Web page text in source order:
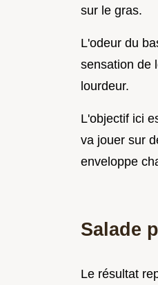
sur le gras.
L'odeur du
sensation de
lourdeur.
L'objectif ici
va jouer sur
enveloppe
Salade
Le résultat